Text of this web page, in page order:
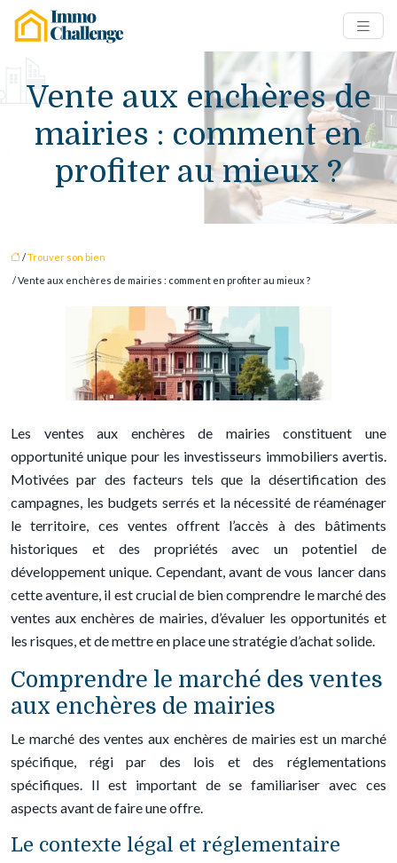
Vente aux enchères de
mairies : comment en
profiter au mieux ?
/Trouver son bien
/ Vente aux enchères de mairies : comment en profiter au mieux ?
Les ventes aux enchères de mairies constituent une
opportunité unique pour les investisseurs immobiliers avertis.
Motivées par des facteurs tels que la désertification des
campagnes, les budgets serrés et la nécessité de réaménager
le territoire, ces ventes offrent l’accès à des bâtiments
historiques et des propriétés avec un potentiel de
développement unique. Cependant, avant de vous lancer dans
cette aventure, il est crucial de bien comprendre le marché des
ventes aux enchères de mairies, d’évaluer les opportunités et
les risques, et de mettre en place une stratégie d’achat solide.
Comprendre le marché des ventes
aux enchères de mairies
Le marché des ventes aux enchères de mairies est un marché
spécifique, régi par des lois et des réglementations
spécifiques. Il est important de se familiariser avec ces
aspects avant de faire une offre.
Le contexte légal et réglementaire